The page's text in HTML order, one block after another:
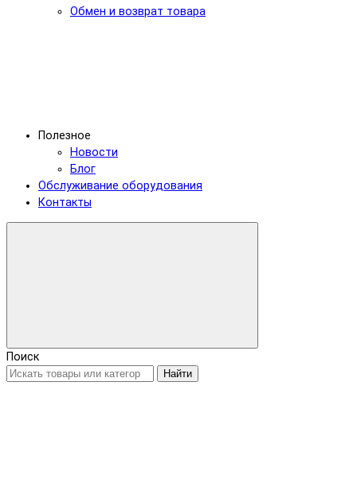
Обмен и возврат товара
Полезное
Новости
Блог
Обслуживание оборудования
Контакты
Поиск
Найти